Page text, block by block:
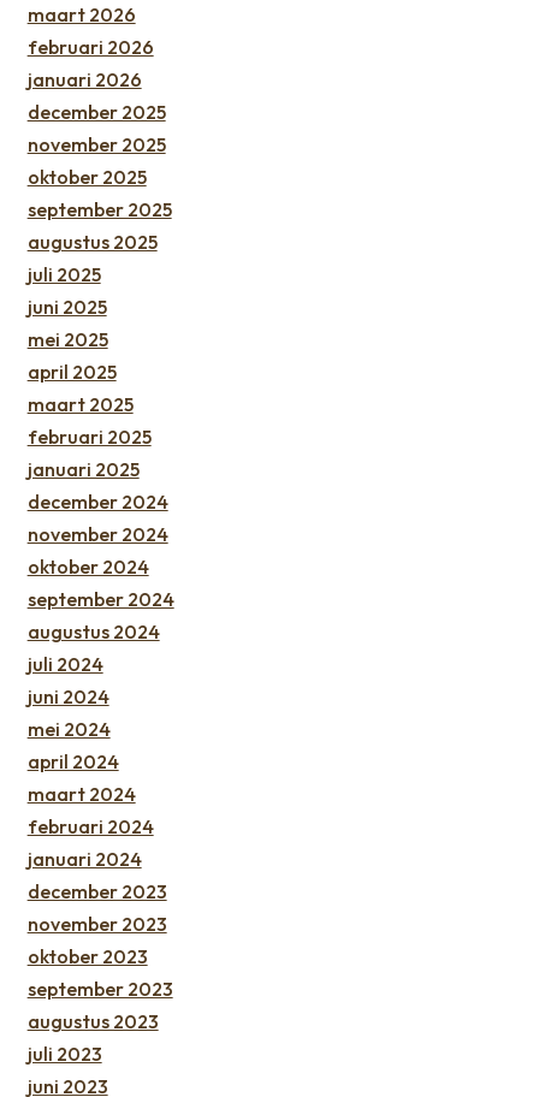
maart 2026
februari 2026
januari 2026
december 2025
november 2025
oktober 2025
september 2025
augustus 2025
juli 2025
juni 2025
mei 2025
april 2025
maart 2025
februari 2025
januari 2025
december 2024
november 2024
oktober 2024
september 2024
augustus 2024
juli 2024
juni 2024
mei 2024
april 2024
maart 2024
februari 2024
januari 2024
december 2023
november 2023
oktober 2023
september 2023
augustus 2023
juli 2023
juni 2023